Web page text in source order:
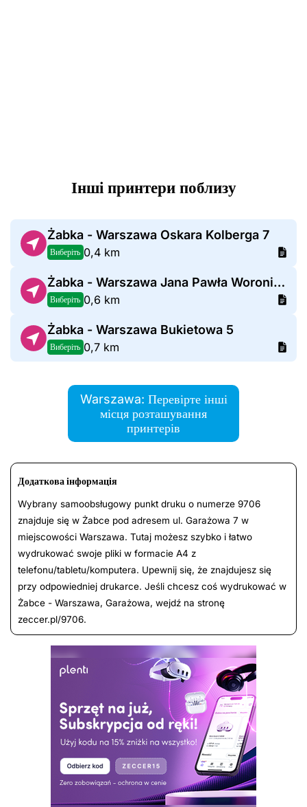
Інші принтери поблизу
Żabka - Warszawa Oskara Kolberga 7
Виберіть 0,4 km
Żabka - Warszawa Jana Pawła Woronicza 31
Виберіть 0,6 km
Żabka - Warszawa Bukietowa 5
Виберіть 0,7 km
Warszawa: Перевірте інші
місця розташування
принтерів
Додаткова інформація
Wybrany samoobsługowy punkt druku o numerze 9706
znajduje się w Żabce pod adresem ul. Garażowa 7 w
miejscowości Warszawa. Tutaj możesz szybko i łatwo
wydrukować swoje pliki w formacie A4 z
telefonu/tabletu/komputera. Upewnij się, że znajdujesz się
przy odpowiedniej drukarce. Jeśli chcesz coś wydrukować w
Żabce - Warszawa, Garażowa, wejdź na stronę
zeccer.pl/9706.